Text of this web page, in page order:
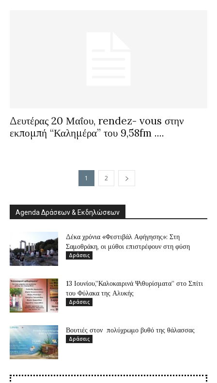
Δευτέρας 20 Μαΐου, rendez- vous στην
εκπομπή “Καλημέρα” του 9,58fm ....
1 2
Agenda Δράσεων & Εκδηλώσεων
Δέκα χρόνια «Φεστιβάλ Αφήγησης»: Στη
Σαμοθράκη, οι μύθοι επιστρέφουν στη φύση
Δράσεις
13 Ιουνίου,”Καλοκαιρινά Ψιθυρίσματα” στο Σπίτι
του Φύλακα της Αλυκής
Δράσεις
Βουτιές στον πολύχρωμο βυθό της θάλασσας
Δράσεις